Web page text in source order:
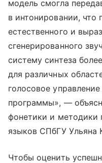
модель смогла
в интонировании, что
естественного и
сгенерированного
систему синтеза
для различных
голосовое
программы», —
фонетики и методики
языков СПбГУ Ульяна
Чтобы оценить